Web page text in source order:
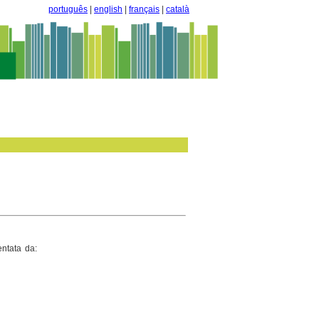
português english français català
da: